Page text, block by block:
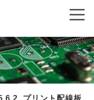
プリント配線板